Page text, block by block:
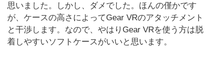
思いました。しかし、ダメでした。ほんの僅かです
が、ケースの高さによってGear VRのアタッチメント
と干渉します。なので、やはりGear VRを使う方は脱
着しやすいソフトケースがいいと思います。